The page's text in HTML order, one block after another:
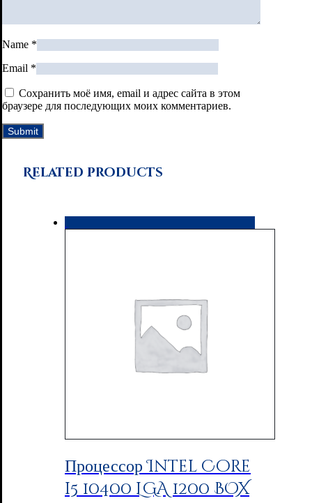
Name *
Email *
Сохранить моё имя, email и адрес сайта в этом
браузере для последующих моих комментариев.
Related products
Процессор Intel Core
i5 10400 LGA 1200 BOX